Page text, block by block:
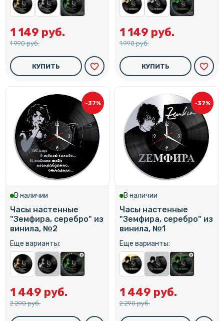
1 149 руб.
1 990 руб.
КУПИТЬ favorite_border
1 149 руб.
1 990 руб.
КУПИТЬ favorite_border
-37%
В наличии
Часы настенные
"Земфира, серебро" из
винила, №2
Еще варианты:
1 449 руб.
2 290 руб.
-37%
В наличии
Часы настенные
"Земфира, серебро" из
винила, №1
Еще варианты:
1 449 руб.
2 290 руб.